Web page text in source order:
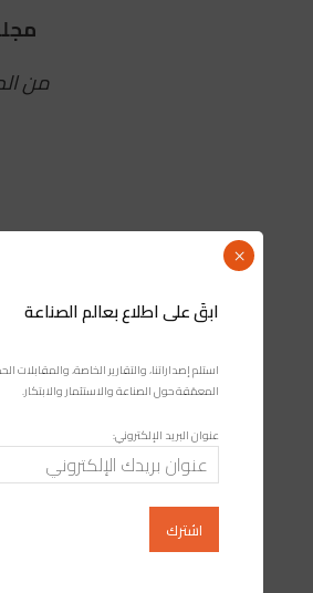
من
ابقَ على اطلاع بعالم الصناعة
استلم إصداراتنا، والتقارير الخاصة، والمقابلات
المعمّقة حول الصناعة والاستثمار والابتكار.
عنوان البريد الإلكتروني:
×